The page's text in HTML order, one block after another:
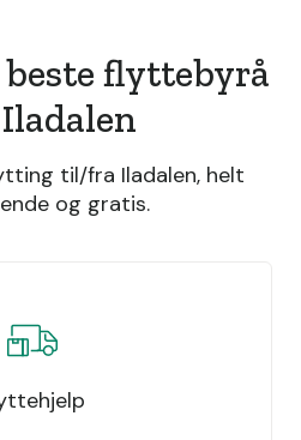
flyttebyrå
til/fra Iladalen, helt
og gratis.